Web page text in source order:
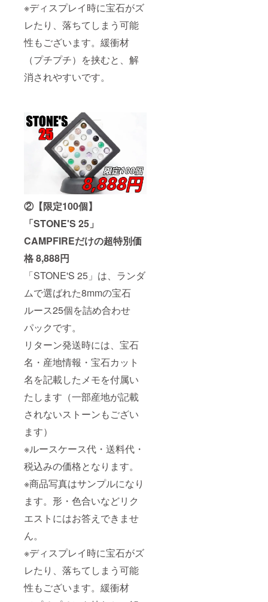
※ディスプレイ時に宝石がズ
レたり、落ちてしまう可能
性もございます。緩衝材
（プチプチ）を挟むと、解
消されやすいです。
②【限定100個】
「STONE'S 25」
CAMPFIREだけの超特別価
格 8,888円
「STONE'S 25」は、ランダ
ムで選ばれた8mmの宝石
ルース25個を詰め合わせ
パックです。
リターン発送時には、宝石
名・産地情報・宝石カット
名を記載したメモを付属い
たします（一部産地が記載
されないストーンもござい
ます）
※ルースケース代・送料代・
税込みの価格となります。
※商品写真はサンプルになり
ます。形・色合いなどリク
エストにはお答えできませ
ん。
※ディスプレイ時に宝石がズ
レたり、落ちてしまう可能
性もございます。緩衝材